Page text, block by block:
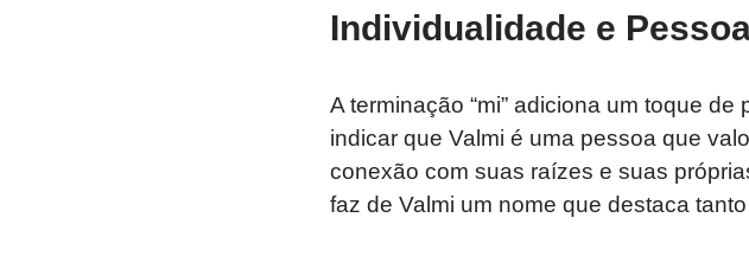
Individualidade e
A terminação “mi” adiciona um toque
indicar que Valmi é uma pessoa que
conexão com suas raízes e suas
faz de Valmi um nome que destaca